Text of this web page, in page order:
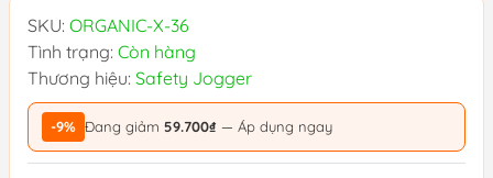
SKU: ORGANIC-X-36
Tình trạng: Còn hàng
Thương hiệu: Safety Jogger
-9% Đang giảm 59.700₫ — Áp dụng ngay